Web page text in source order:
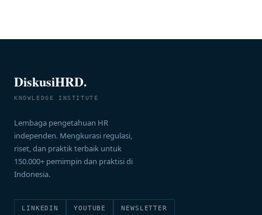
DiskusiHRD.
KNOWLEDGE INSTITUTE
Lembaga pengetahuan HR
independen. Mengkurasi regulasi,
riset, dan praktik terbaik untuk
150.000+ pemimpin dan praktisi di
Indonesia.
LINKEDIN YOUTUBE NEWSLETTER